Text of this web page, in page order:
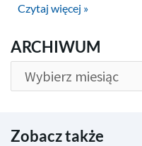
Czytaj więcej »
ARCHIWUM
ARCHIWUM
Zobacz także